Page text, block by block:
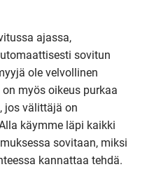
ajassa,
sovitun
ole velvollinen
myös oikeus purkaa
jos välittäjä on
käymme läpi kaikki
sovitaan, miksi
kannattaa tehdä.